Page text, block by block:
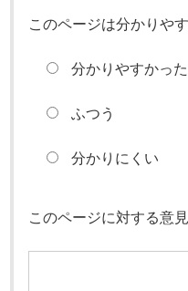
このページは分かりや
分かりやすかった
ふつう
分かりにくい
このページに対する意